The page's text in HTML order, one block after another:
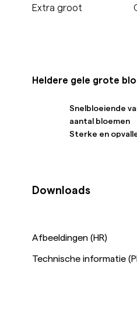
Extra groot
Heldere gele grote
Snelbloeiende
aantal bloemen
Sterke en
Downloads
Afbeeldingen (HR)
Technische informatie